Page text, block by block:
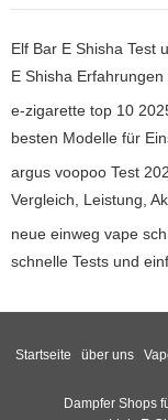
Elf Bar E Shisha Test
E Shisha
e-zigarette top 10
besten Modelle für
argus voopoo Test
Vergleich, Leistung,
neue einweg vape
schnelle Tests und
Startseite über uns
Dampfer Shops